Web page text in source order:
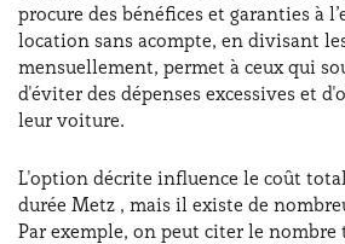
procure des bénéfices et garanties à
location sans acompte, en divisant
mensuellement, permet à ceux qui
d'éviter des dépenses excessives et
leur voiture.
L'option décrite influence le coût
durée Metz , mais il existe de
Par exemple, on peut citer le